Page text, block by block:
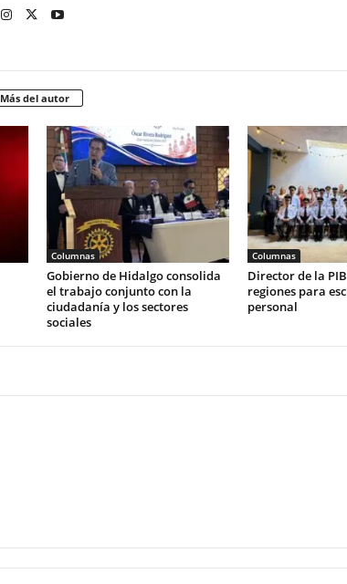
Más del autor
Columnas
Gobierno de Hidalgo consolida
el trabajo conjunto con la
ciudadanía y los sectores
sociales
Columnas
Director de la
regiones para
personal